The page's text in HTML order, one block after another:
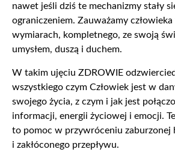
nawet jeśli dziś te mechanizmy stały
ograniczeniem. Zauważamy
wymiarach, kompletnego, ze swoją
umysłem, duszą i duchem.
W takim ujęciu ZDROWIE
wszystkiego czym Człowiek jest w
swojego życia, z czym i jak jest
informacji, energii życiowej i emocji.
to pomoc w przywróceniu zaburzonej
i zakłóconego przepływu.